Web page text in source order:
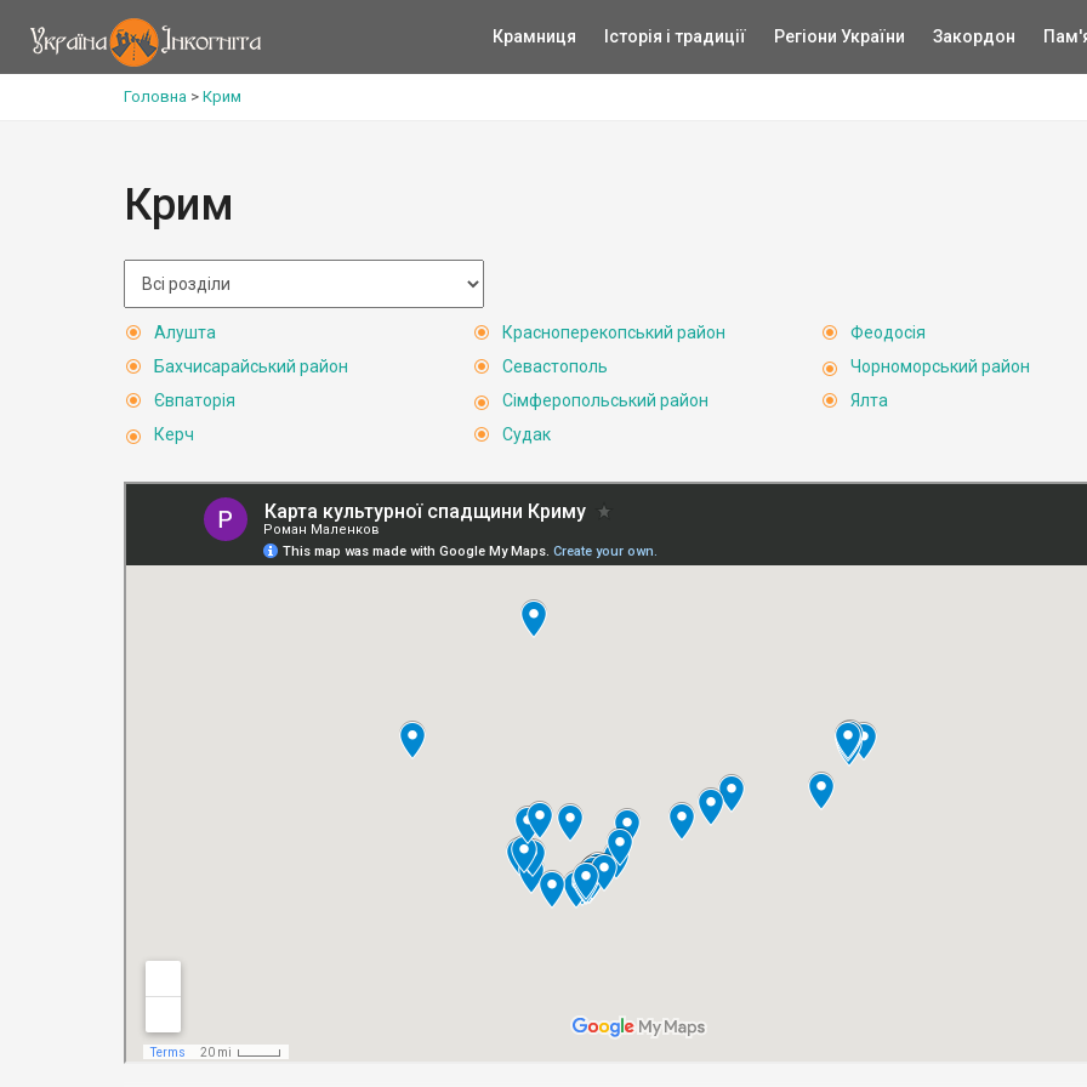
Крамниця Історія і традиції Регіони України Закордон
Головна > Крим
Крим
Алушта
Бахчисарайський район
Євпаторія
Керч
Красноперекопський район
Севастополь
Сімферопольський район
Судак
Феодосія
Чорноморський район
Ялта